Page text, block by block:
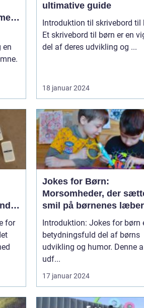
en
ultimative guide
Introduktion til skrivebord til
Et skrivebord til børn er en
del af deres udvikling og ...
18 januar 2024
for
Jokes for Børn:
Morsomheder, der
smil på børnenes læber
Introduktion: Jokes for børn
betydningsfuld del af børns
udvikling og humor. Denne
udf...
17 januar 2024